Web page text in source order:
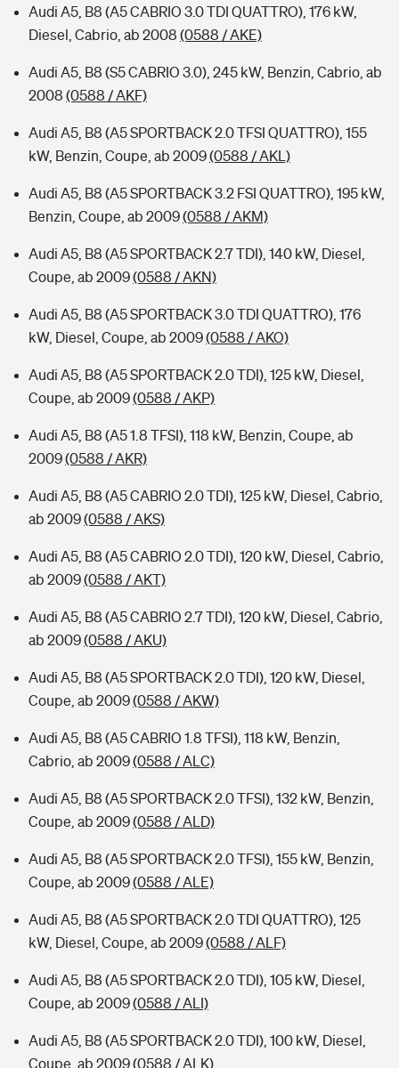
Audi A5, B8 (A5 CABRIO 3.0 TDI QUATTRO), 176 kW,
Diesel, Cabrio, ab 2008 (0588 / AKE)
Audi A5, B8 (S5 CABRIO 3.0), 245 kW, Benzin, Cabrio, ab
2008 (0588 / AKF)
Audi A5, B8 (A5 SPORTBACK 2.0 TFSI QUATTRO), 155
kW, Benzin, Coupe, ab 2009(0588 / AKL)
Audi A5, B8 (A5 SPORTBACK 3.2 FSI QUATTRO), 195 kW,
Benzin, Coupe, ab 2009(0588 / AKM)
Audi A5, B8 (A5 SPORTBACK 2.7 TDI), 140 kW, Diesel,
Coupe, ab 2009(0588 / AKN)
Audi A5, B8 (A5 SPORTBACK 3.0 TDI QUATTRO), 176
kW, Diesel, Coupe, ab 2009(0588 / AKO)
Audi A5, B8 (A5 SPORTBACK 2.0 TDI), 125 kW, Diesel,
Coupe, ab 2009(0588 / AKP)
Audi A5, B8 (A5 1.8 TFSI), 118 kW, Benzin, Coupe, ab
2009(0588 / AKR)
Audi A5, B8 (A5 CABRIO 2.0 TDI), 125 kW, Diesel, Cabrio,
ab 2009(0588 / AKS)
Audi A5, B8 (A5 CABRIO 2.0 TDI), 120 kW, Diesel, Cabrio,
ab 2009(0588 / AKT)
Audi A5, B8 (A5 CABRIO 2.7 TDI), 120 kW, Diesel, Cabrio,
ab 2009(0588 / AKU)
Audi A5, B8 (A5 SPORTBACK 2.0 TDI), 120 kW, Diesel,
Coupe, ab 2009(0588 / AKW)
Audi A5, B8 (A5 CABRIO 1.8 TFSI), 118 kW, Benzin,
Cabrio, ab 2009(0588 / ALC)
Audi A5, B8 (A5 SPORTBACK 2.0 TFSI), 132 kW, Benzin,
Coupe, ab 2009(0588 / ALD)
Audi A5, B8 (A5 SPORTBACK 2.0 TFSI), 155 kW, Benzin,
Coupe, ab 2009(0588 / ALE)
Audi A5, B8 (A5 SPORTBACK 2.0 TDI QUATTRO), 125
kW, Diesel, Coupe, ab 2009(0588 / ALF)
Audi A5, B8 (A5 SPORTBACK 2.0 TDI), 105 kW, Diesel,
Coupe, ab 2009(0588 / ALI)
Audi A5, B8 (A5 SPORTBACK 2.0 TDI), 100 kW, Diesel,
Coupe, ab 2009(0588 / ALK)